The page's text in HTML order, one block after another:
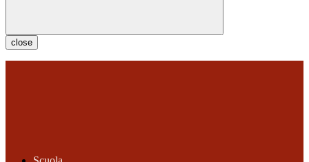
close